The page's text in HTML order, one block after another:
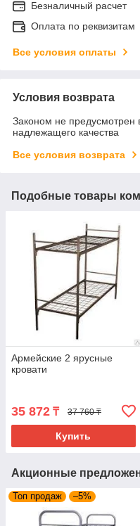
Безналичный расчет
Оплата по реквизитам
Все условия оплаты
Условия возврата
Законом не предусмотрен
надлежащего качества
Все условия возврата
Подобные товары
Армейские 2 ярусные
кровати
35 872 ₸ 37 760 ₸
Купить
Акционные
Топ продаж –5%